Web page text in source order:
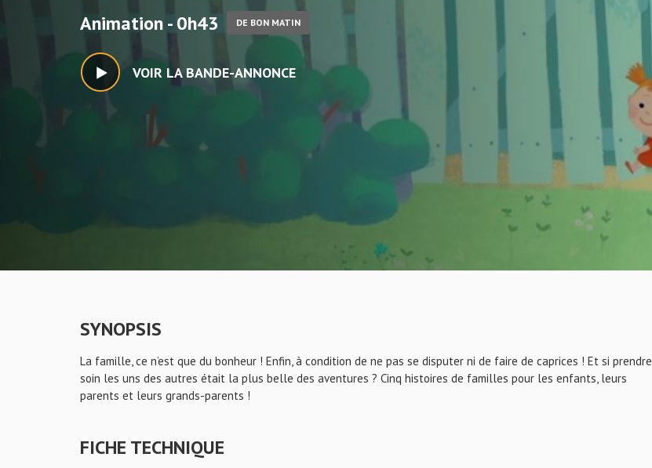
Animation - 0h43 DE BON MATIN
VOIR LA BANDE-ANNONCE
SYNOPSIS
La famille, ce n’est que du bonheur ! Enfin, à condition de ne pas se disputer ni de faire de caprices ! Et si prendre
soin les uns des autres était la plus belle des aventures ? Cinq histoires de familles pour les enfants, leurs
parents et leurs grands-parents !
FICHE TECHNIQUE